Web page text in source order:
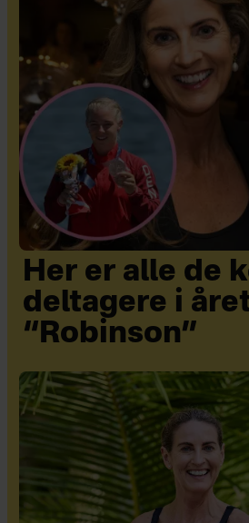
Her er alle de
deltagere i
“Robinson”